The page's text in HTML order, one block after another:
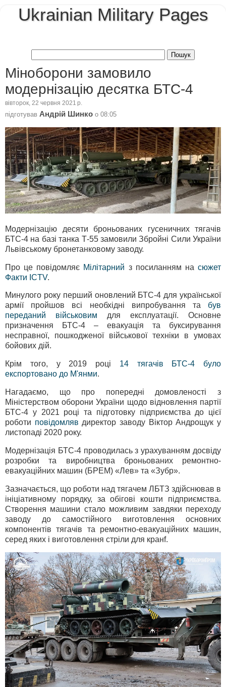
Ukrainian Military Pages
Міноборони замовило
модернізацію десятка БТС-4
вівторок, 22 червня 2021 р.
підготував Андрій Шинко о 08:05
Модернізацію десяти броньованих гусеничних тягачів
БТС-4 на базі танка Т-55 замовили Збройні Сили України
Львівському бронетанковому заводу.
Про це повідомляє Мілітарний з посиланням насюжет
Факти ICTV.
Минулого року перший оновлений БТС-4 для української
армії пройшов всі необхідні випробування та був
переданий військовим для експлуатації. Основне
призначення БТС-4 – евакуація та буксирування
несправної, пошкодженої військової техніки в умовах
бойових дій.
Крім того, у 2019 році 14 тягачів БТС-4 було
експортовано до М'янми.
Нагадаємо, що про попередні домовленості з
Міністерством оборони України щодо відновлення партії
БТС-4 у 2021 році та підготовку підприємства до цієї
роботи повідомляв директор заводу Віктор Андрощук у
листопаді 2020 року.
Модернізація БТС-4 проводилась з урахуванням досвіду
розробки та виробництва броньованих ремонтно-
евакуаційних машин (БРЕМ) «Лев» та «Зубр».
Зазначається, що роботи над тягачем ЛБТЗ здійснював в
ініціативному порядку, за обігові кошти підприємства.
Створення машини стало можливим завдяки переходу
заводу до самостійного виготовлення основних
компонентів тягачів та ремонтно-евакуаційних машин,
серед яких і виготовлення стріли для кранf.